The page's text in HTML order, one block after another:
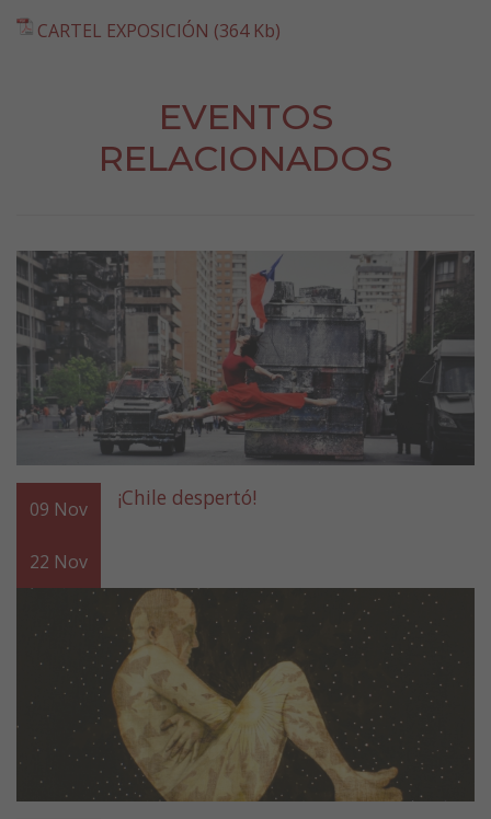
CARTEL EXPOSICIÓN (364 Kb)
EVENTOS
RELACIONADOS
09 Nov
22 Nov
¡Chile despertó!